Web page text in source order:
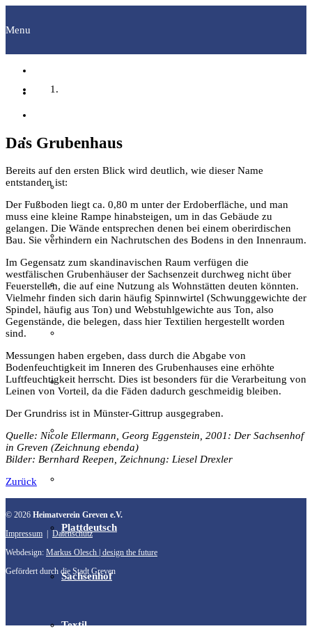
Menu
Fachgruppen
Archäologie
Bilddokumentation
Familienforschung
Grevener aus aller Welt
Grevener Geschichte
Plattdeutsch
Sachsenhof
Textil
Das Grubenhaus
Bereits auf den ersten Blick wird deutlich, wie dieser Name
entstanden ist:
Der Fußboden liegt ca. 0,80 m unter der Erdoberfläche, und man
muss eine kleine Rampe hinabsteigen, um in das Gebäude zu
gelangen. Die Wände entsprechen denen bei einem oberirdischen
Bau. Sie verhindern ein Nachrutschen des Bodens in den Innenraum.
Im Gegensatz zum skandinavischen Raum verfügen die
westfälischen Grubenhäuser der Sachsenzeit durchweg nicht über
Feuerstellen, die auf eine Nutzung als Wohnstätten deuten könnten.
Vielmehr finden sich darin häufig Spinnwirtel (Schwunggewichte der
Spindel, häufig aus Ton) und Webstuhlgewichte aus Ton, also
Gegenstände, die belegen, dass hier Textilien hergestellt worden
sind.
Messungen haben ergeben, dass durch die Abgabe von
Bodenfeuchtigkeit im Inneren des Grubenhauses eine erhöhte
Luftfeuchtigkeit herrscht. Dies ist besonders für die Verarbeitung von
Leinen von Vorteil, da die Fäden dadurch geschmeidig bleiben.
Der Grundriss ist in Münster-Gittrup ausgegraben.
Quelle: Nicole Ellermann, Georg Eggenstein, 2001: Der Sachsenhof
in Greven (Zeichnung ebenda)
Bilder: Bernhard Reepen, Zeichnung: Liesel Drexler
Zurück
© 2026 Heimatverein Greven e.V.
Impressum |Datenschutz
Webdesign: Markus Olesch | design the future
Gefördert durch die Stadt Greven